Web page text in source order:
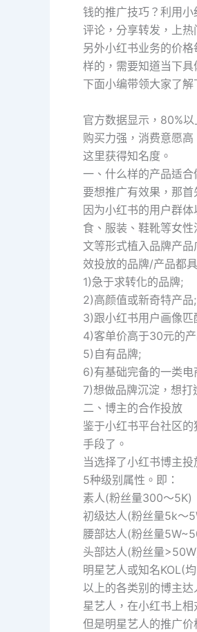
钱的推广技巧？利用
评论，分享转发，上
另外小红书业务的价
样的，需要知道当下
下面小编带领大家了
官方数据显示，80%
购买力强，消费意愿
这里获得知名度。
一、什么样的产品适
要想推广有效果，那
因为小红书的用户群
食、服装、鞋靴等女
文等形式植入品牌产
效投放的品牌/产品都
1)急于求转化的品牌;
2)高颜值或新奇特产品;
3)跟小红书用户画像匹
4)客单价高于30元的
5)自有品牌;
6)有基础完备的一类电
7)想做品牌沉淀，想打
二、博主的合作投放
鉴于小红书平台社区
手段了。
当选择了小红书博主
5种级别属性。即：
素人(粉丝量300～5K)
初级达人(粉丝量5k～
腰部达人(粉丝量
头部达人(粉丝量
明星艺人或知名KOL(
以上的各类别的博主
星艺人，在小红书上
但是明星艺人的推广